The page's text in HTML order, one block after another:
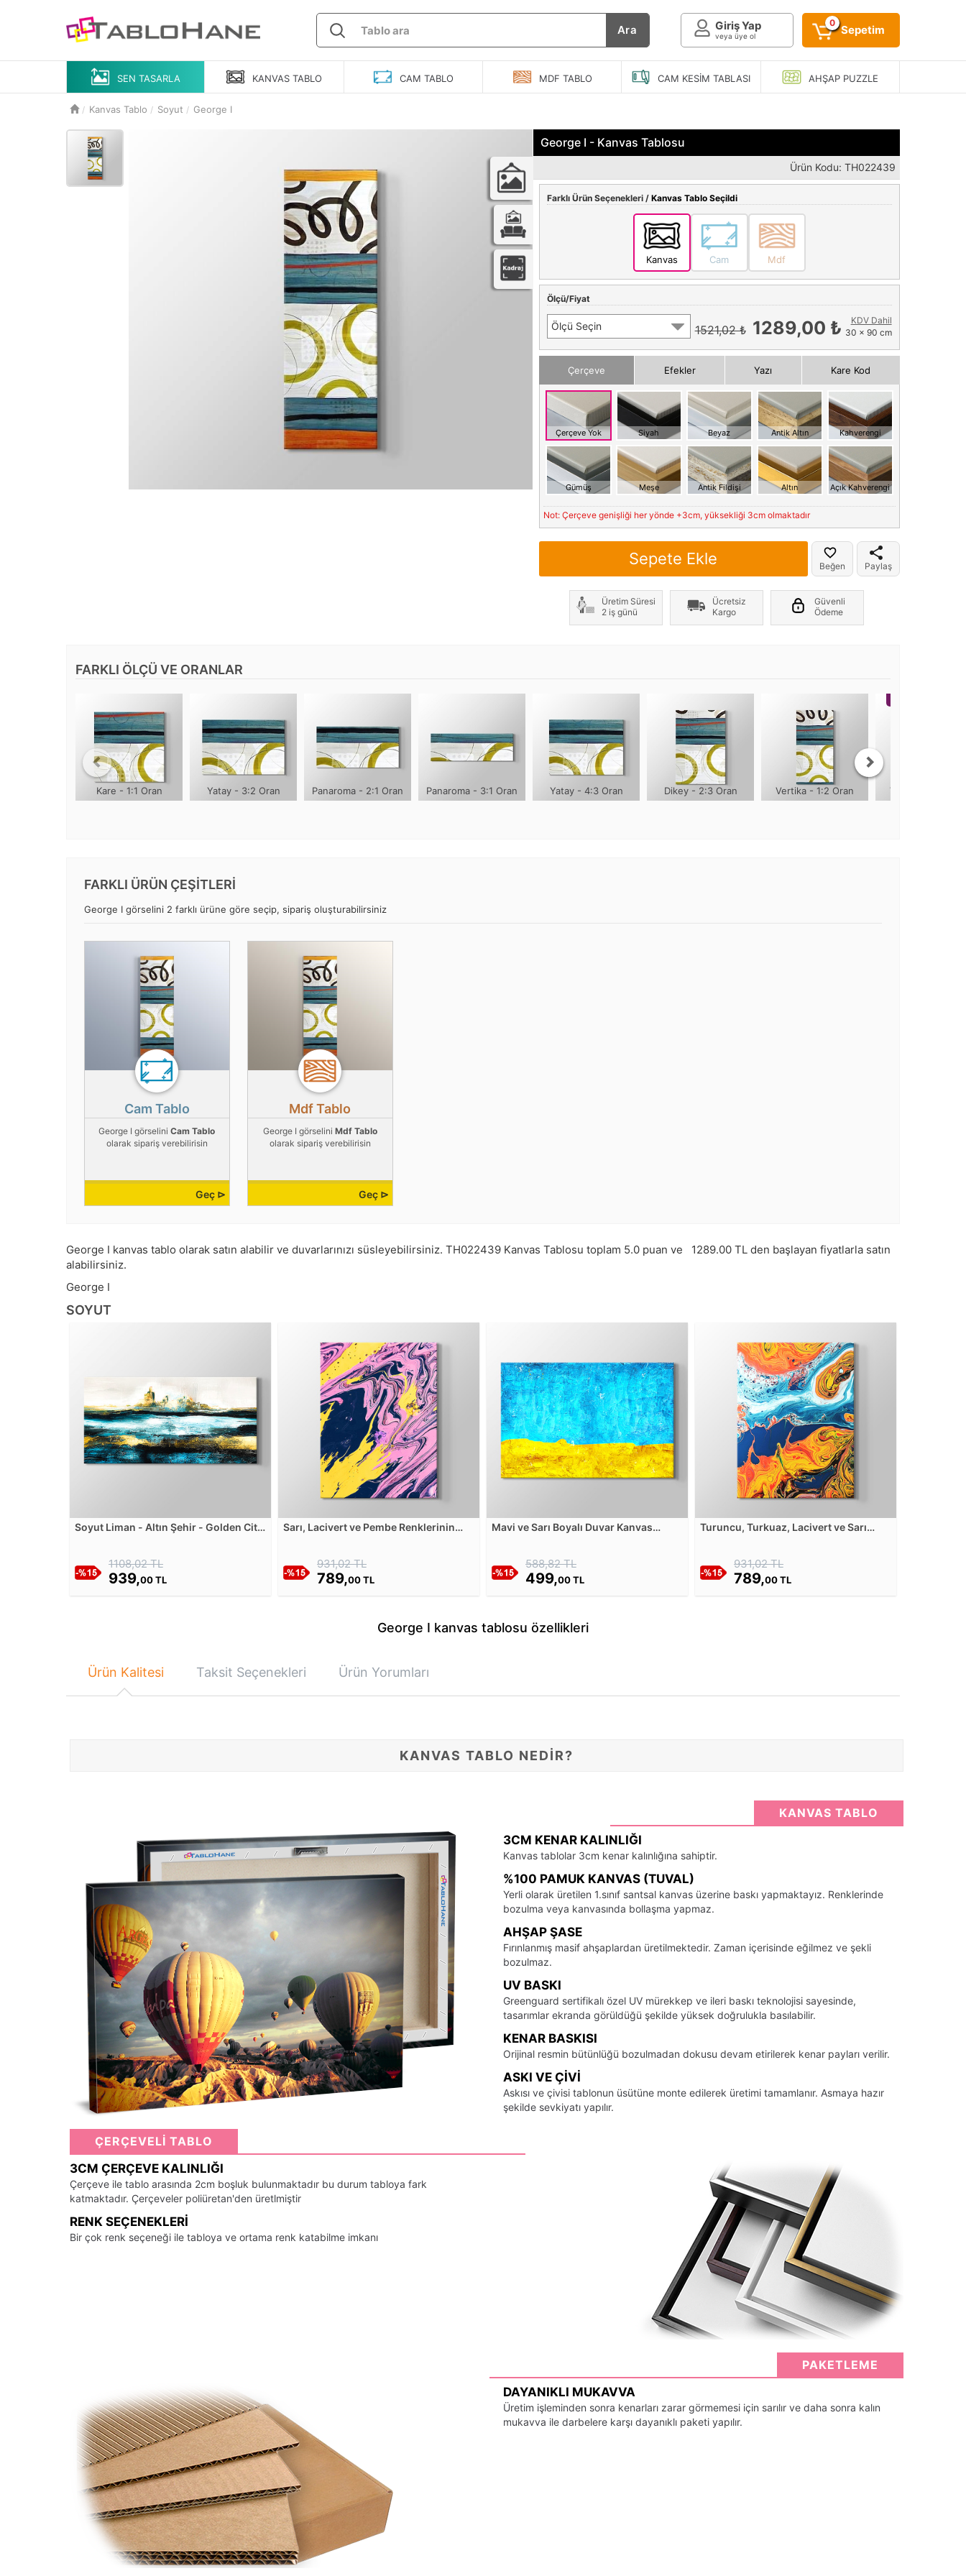
Ara Giriş Yap
veya üye ol
0
Sepetim
SEN TASARLA KANVAS TABLO CAM TABLO MDF TABLO CAM KESIM TABLASI AHŞAPPUZZLE
Kanvas Tablo Soyut George I
George I - Kanvas Tablosu
Ürün Kodu: TH022439
Farklı Ürün Seçenekleri / Kanvas Tablo Seçildi
Kanvas Cam Mdf
Ölçü/Fiyat
Ölçü Seçin 1521,02 ₺ 1289,00 ₺
KDV Dahil
30 x 90 cm
Çerçeve Efekler Yazı Kare Kod
Çerçeve Yok Siyah Beyaz Antik Altın Kahverengi
Gümüş Meşe Antik Fildişi Altın Açık Kahverengi
Not: Çerçeve genişliği her yönde +3cm, yüksekliği 3cm olmaktadır
Sepete Ekle Beğen Paylaş
Üretim Süresi
2 iş günü
Ücretsiz
Kargo
Güvenli
Ödeme
FARKLI ÖLÇÜ VE ORANLAR
Kare - 1:1 Oran Yatay - 3:2 Oran Panaroma - 2:1 Oran Panaroma - 3:1 Oran Yatay - 4:3 Oran Dikey - 2:3 Oran Vertika - 1:2 Oran Vertika - 1:3
FARKLI ÜRÜN ÇEŞİTLERİ
George I görselini 2 farklı ürüne göre seçip, sipariş oluşturabilirsiniz
Cam Tablo
George I görseliniCam Tablo
olarak sipariş verebilirisin
Geç ⊳
Mdf Tablo
George I görselini Mdf Tablo
olarak sipariş verebilirisin
Geç ⊳
George I kanvas tablo olarak satın alabilir ve duvarlarınızı süsleyebilirsiniz. TH022439 Kanvas Tablosu toplam 5.0 puan ve 1289.00 TL den başlayan fiyatlarla satın
alabilirsiniz.
George I
SOYUT
Soyut Liman - Altın Şehir - Golden City
1108,02 TL
939,00 TL
Sarı, Lacivert ve Pembe Renklerinin
931,02 TL
789,00 TL
Mavi ve Sarı Boyalı Duvar Kanvas
588,82 TL
499,00 TL
Turuncu, Turkuaz, Lacivert ve Sarı
931,02 TL
789,00 TL
George I kanvas tablosu özellikleri
Ürün Kalitesi Taksit Seçenekleri Ürün Yorumları
KANVAS TABLO NEDİR?
KANVAS TABLO
3CM KENAR KALINLIĞI
Kanvas tablolar 3cm kenar kalınlığına sahiptir.
%100 PAMUK KANVAS (TUVAL)
Yerli olarak üretilen 1.sınıf santsal kanvas üzerine baskı yapmaktayız. Renklerinde
bozulma veya kanvasında bollaşma yapmaz.
AHŞAP ŞASE
Fırınlanmış masif ahşaplardan üretilmektedir. Zaman içerisinde eğilmez ve şekli
bozulmaz.
UV BASKI
Greenguard sertifikalı özel UV mürekkep ve ileri baskı teknolojisi sayesinde,
tasarımlar ekranda görüldüğü şekilde yüksek doğrulukla basılabilir.
KENAR BASKISI
Orijinal resmin bütünlüğü bozulmadan dokusu devam etirilerek kenar payları verilir.
ASKI VE ÇIVI
Askısı ve çivisi tablonun üsütüne monte edilerek üretimi tamamlanır. Asmaya hazır
şekilde sevkiyatı yapılır.
ÇERÇEVELİ TABLO
3CM ÇERÇEVE KALINLIĞI
Çerçeve ile tablo arasında 2cm boşluk bulunmaktadır bu durum tabloya fark
katmaktadır. Çerçeveler poliüretan'den üretlmiştir
RENK SEÇENEKLERI
Bir çok renk seçeneği ile tabloya ve ortama renk katabilme imkanı
PAKETLEME
DAYANIKLI MUKAVVA
Üretim işleminden sonra kenarları zarar görmemesi için sarılır ve daha sonra kalın
mukavva ile darbelere karşı dayanıklı paketi yapılır.